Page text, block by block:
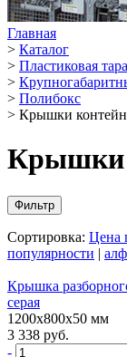
Главная
> Каталог
> Пластиковая тара
>
> Полибокс
> Крышки
Крышки
Фильтр
Сортировка: Цена
популярности |
Крышка
серая
1200х800х50 мм
3 338 руб.
-